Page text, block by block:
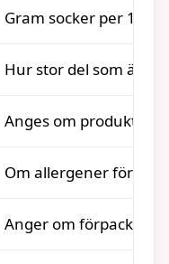
Gram socker per 100
Hur stor del som är
Anges om produkten
Om allergener
Anger om